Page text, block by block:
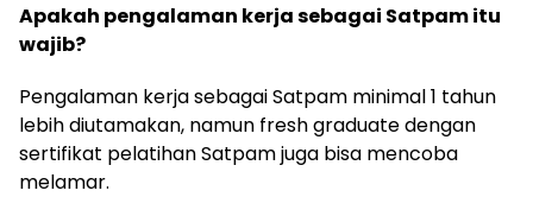
Apakah pengalaman kerja sebagai Satpam itu
wajib?
Pengalaman kerja sebagai Satpam minimal 1 tahun
lebih diutamakan, namun fresh graduate dengan
sertifikat pelatihan Satpam juga bisa mencoba
melamar.